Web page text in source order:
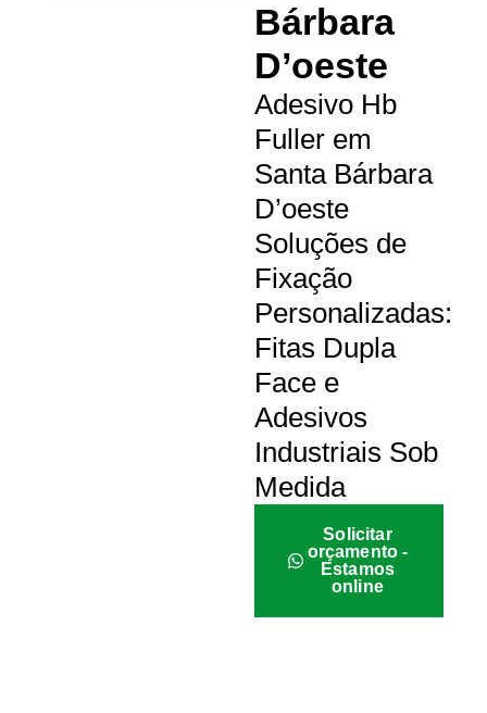
Bárbara
D’oeste
Adesivo Hb
Fuller em
Santa Bárbara
D’oeste
Soluções de
Fixação
Personalizadas:
Fitas Dupla
Face e
Adesivos
Industriais Sob
Medida
Solicitar
orçamento -
Estamos
online